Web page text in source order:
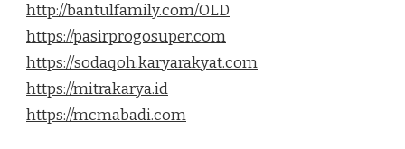
http://bantulfamily.com/OLD
https://pasirprogosuper.com
https://sodaqoh.karyarakyat.com
https://mitrakarya.id
https://mcmabadi.com